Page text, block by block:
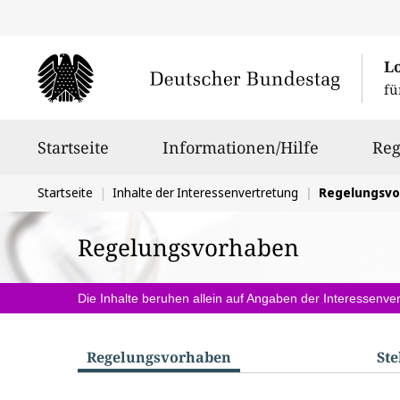
Startseite Informationen/Hilfe
Sie
befinden
sich
hier:
Startseite Inhalte der Interessenvertretung
Regelungsvorhaben
Die Inhalte beruhen allein auf Angaben der
SRegelungs­vorhaben